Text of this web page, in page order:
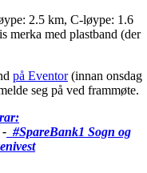
2.5 km, C-løype: 1.6
merka med plastband (der
på Eventor (innan onsdag
seg på ved frammøte.
- #SpareBank1 Sogn og